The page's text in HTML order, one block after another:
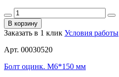
В корзину
Заказать в 1 клик Условия работы
Арт. 00030520
Болт оцинк. М6*150 мм